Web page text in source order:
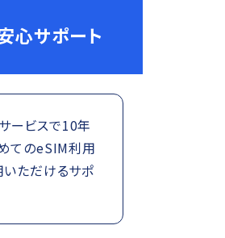
心サポート
ービスで10年
てのeSIM利用
いただけるサポ